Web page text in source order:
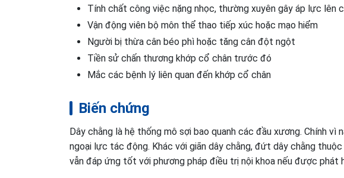
Tính chất công việc nặng nhọc, thường xuyên gây áp lực lên
Vận động viên bộ môn thể thao tiếp xúc hoặc mạo hiểm
Người bị thừa cân béo phì hoặc tăng cân đột ngột
Tiền sử chấn thương khớp cổ chân trước đó
Mắc các bệnh lý liên quan đến khớp cổ chân
Biến chứng
Dây chằng là hệ thống mô sợi bao quanh các đầu xương. Chính
ngoại lực tác động. Khác với giãn dây chằng, đứt dây chằng
vẫn đáp ứng tốt với phương pháp điều trị nội khoa nếu được phát